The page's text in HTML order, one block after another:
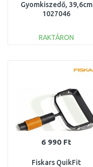
Gyomkiszedő, 39,6cm
1027046
RAKTÁRON
Összehasonlítás
6 990 Ft
Fiskars QuikFit